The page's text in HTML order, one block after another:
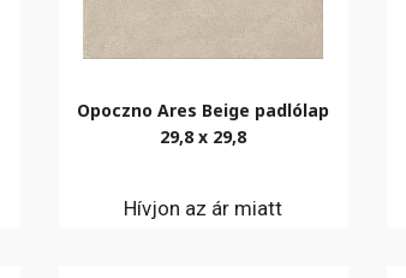
Opoczno Ares Beige padlólap
29,8 x 29,8
Hívjon az ár miatt